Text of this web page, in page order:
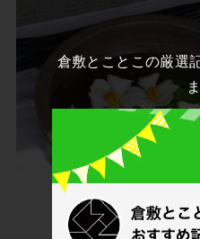
倉敷とことこの厳選